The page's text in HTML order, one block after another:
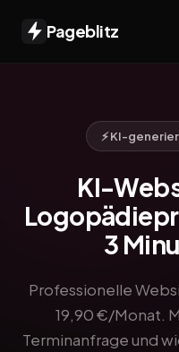
Pageblitz
⚡ KI-
KI-
3
Professionelle
19,90 €/Monat.
Terminanfrage und